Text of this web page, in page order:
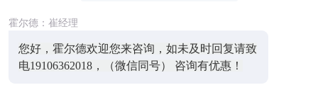
霍尔德：崔经理
您好，霍尔德欢迎您来咨询，如未及时回复请致
电19106362018，（微信同号） 咨询有优惠！